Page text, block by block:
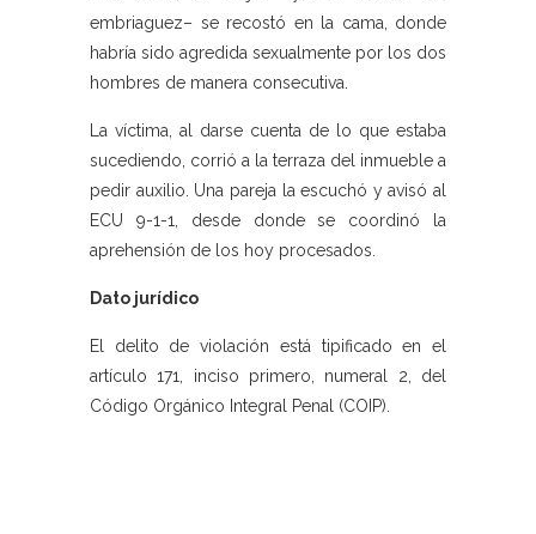
embriaguez– se recostó en la cama, donde
habría sido agredida sexualmente por los dos
hombres de manera consecutiva.
La víctima, al darse cuenta de lo que estaba
sucediendo, corrió a la terraza del inmueble a
pedir auxilio. Una pareja la escuchó y avisó al
ECU 9-1-1, desde donde se coordinó la
aprehensión de los hoy procesados.
Dato jurídico
El delito de violación está tipificado en el
artículo 171, inciso primero, numeral 2, del
Código Orgánico Integral Penal (COIP).